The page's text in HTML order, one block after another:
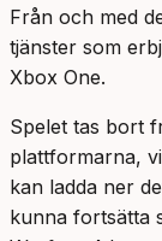
Från och med
tjänster som
Xbox One.
Spelet tas bort
plattformarna,
kan ladda ner
kunna fortsätta